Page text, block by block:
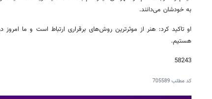
به خودشان می‌دانند.
او تاکید کرد: هنر از موثرترین روش‌های برقراری ارتباط است و ما امروز
هستیم.
58243
کد مطلب705589